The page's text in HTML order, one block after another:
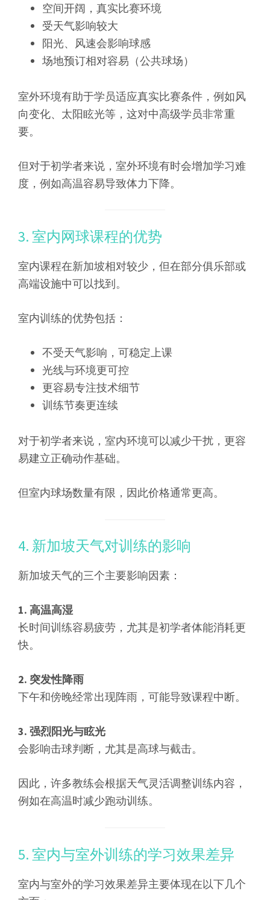
空间开阔，真实比赛环境
受天气影响较大
阳光、风速会影响球感
场地预订相对容易（公共球场）
室外环境有助于学员适应真实比赛条件，例如风
向变化、太阳眩光等，这对中高级学员非常重
要。
但对于初学者来说，室外环境有时会增加学习难
度，例如高温容易导致体力下降。
3. 室内网球课程的优势
室内课程在新加坡相对较少，但在部分俱乐部或
高端设施中可以找到。
室内训练的优势包括：
不受天气影响，可稳定上课
光线与环境更可控
更容易专注技术细节
训练节奏更连续
对于初学者来说，室内环境可以减少干扰，更容
易建立正确动作基础。
但室内球场数量有限，因此价格通常更高。
4. 新加坡天气对训练的影响
新加坡天气的三个主要影响因素：
1. 高温高湿
长时间训练容易疲劳，尤其是初学者体能消耗更
快。
2. 突发性降雨
下午和傍晚经常出现阵雨，可能导致课程中断。
3. 强烈阳光与眩光
会影响击球判断，尤其是高球与截击。
因此，许多教练会根据天气灵活调整训练内容，
例如在高温时减少跑动训练。
5. 室内与室外训练的学习效果差异
室内与室外的学习效果差异主要体现在以下几个